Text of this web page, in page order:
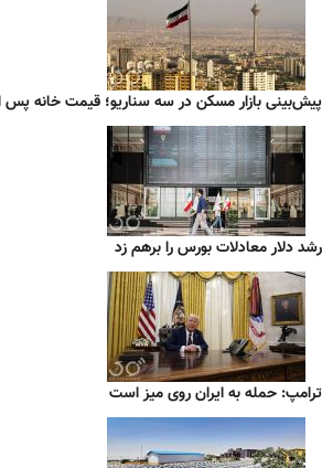
پیش‌بینی بازار مسکن در سه سناریو؛ قیمت خانه پس
رشد دلار معادلات بورس را برهم زد
ترامپ: حمله به ایران روی میز است